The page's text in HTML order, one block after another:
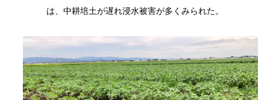
は、中耕培土が遅れ浸水被害が多くみられた。